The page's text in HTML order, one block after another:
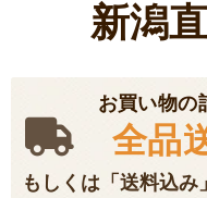
新潟
お買い物の
全品
もしくは「送料込み